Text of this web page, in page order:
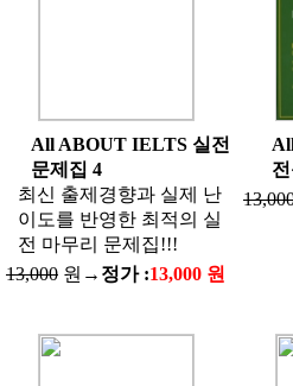
All ABOUT IELTS 실전
문제집 4
최신 출제경향과 실제 난
이도를 반영한 최적의 실
전 마무리 문제집!!!
13,000 원→ 정가 :13,000 원